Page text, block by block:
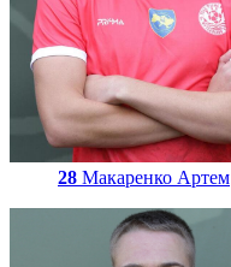
28 Макаренко Артем